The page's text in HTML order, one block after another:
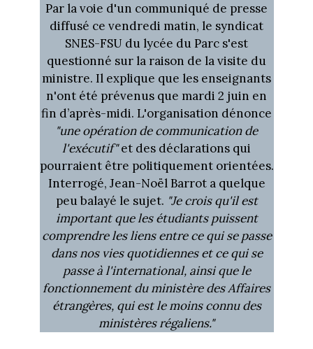
Par la voie d'un communiqué de presse
diffusé ce vendredi matin, le syndicat
SNES-FSU du lycée du Parc s'est
questionné sur la raison de la visite du
ministre. Il explique que les enseignants
n'ont été prévenus que mardi 2 juin en
fin d’après-midi. L'organisation dénonce
"une opération de communication de
l'exécutif"et des déclarations qui
pourraient être politiquement orientées.
Interrogé, Jean-Noël Barrot a quelque
peu balayé le sujet. "Je crois qu'il est
important que les étudiants puissent
comprendre les liens entre ce qui se passe
dans nos vies quotidiennes et ce qui se
passe à l'international, ainsi que le
fonctionnement du ministère des Affaires
étrangères, qui est le moins connu des
ministères régaliens."